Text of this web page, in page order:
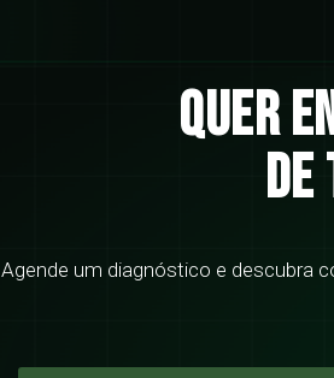
Quer
Agende um diagnóstico e descubra